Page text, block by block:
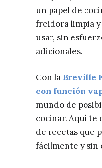
un papel de
freidora limpia
usar, sin
adicionales.
Con la Breville
con función
mundo de
cocinar. Aquí te
de recetas que
fácilmente y sin